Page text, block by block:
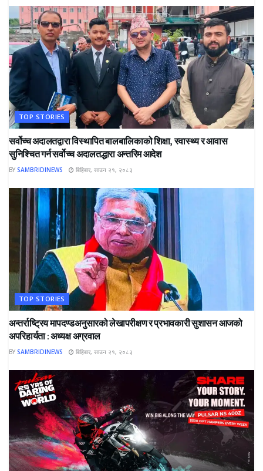
TOP STORIES
सर्वोच्च अदालतद्वारा विस्थापित बालबालिकाको शिक्षा, स्वास्थ्य र आवास
सुनिश्चित गर्न सर्वोच्च अदालतद्धारा अन्तरिम आदेश
BY SAMBRIDINEWS बिहिबार, साउन २१, २०८३
TOP STORIES
अन्तर्राष्ट्रिय मापदण्डअनुसारको लेखापरीक्षण र प्रभावकारी सुशासन आजको
अपरिहार्यता : अध्यक्ष अग्रवाल
BY SAMBRIDINEWS बिहिबार, साउन २१, २०८३